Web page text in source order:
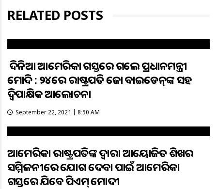
RELATED POSTS
୫ ଦିନିଆ ଆମେରିକା ଗସ୍ତରେ ଗଲେ ପ୍ରଧାନମନ୍ତ୍ରୀ
ମୋଦି : ୨୪ରେ ରାଷ୍ଟ୍ରପତି ଜୋ ବାଇଡେନ୍‌ଙ୍କ ସହ
ଦ୍ବିପା‌କ୍ଷିକ ଆଲୋଚନା
September 22, 2021 | 8:50 AM
ଆମେରିକା ରାଷ୍ଟ୍ରପତିଙ୍କ ଦ୍ବାରା ଆୟୋଜିତ ଶିଖର
ସମ୍ମିଳନୀରେ ଯୋଗ ଦେବା ପାଇଁ ଆମେରିକା
ଗସ୍ତରେ ଯିବେ ପିଏମ୍ ମୋଦୀ